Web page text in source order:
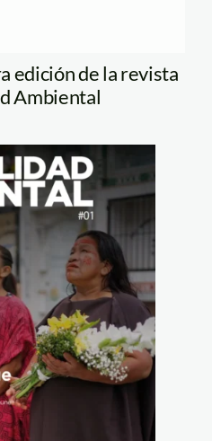
edición de la revista
Ambiental